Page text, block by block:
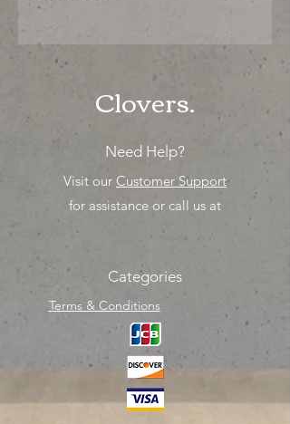
solo los mejores precios para tu
tienda o proyecto" venta por ciento
Clovers.
Need Help?
Visit our Customer Support
for assistance or call us at
Categories
Terms & Conditions